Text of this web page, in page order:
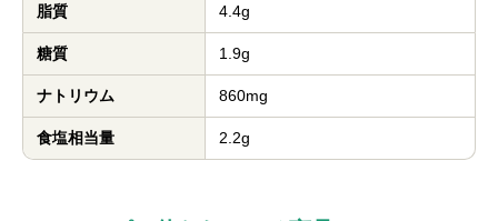
脂質 4.4g
糖質 1.9g
ナトリウム 860mg
食塩相当量 2.2g